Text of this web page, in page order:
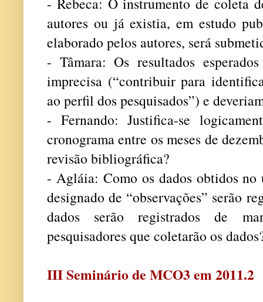
autores ou já existia, em estudo
elaborado pelos autores, será
- Tâmara: Os resultados
imprecisa (“contribuir para
ao perfil dos pesquisados”) e
- Fernando: Justifica-se
cronograma entre os meses de
revisão bibliográfica?
- Agláia: Como os dados obtidos
designado de “observações” serão
dados serão registrados de
pesquisadores que coletarão os
III Seminário de MCO3 em 2011.2